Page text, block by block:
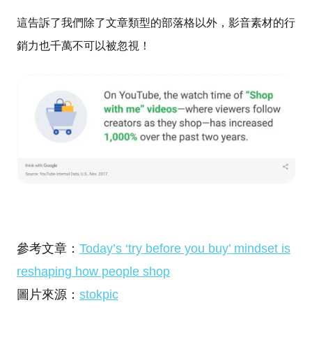
這告訴了我們除了文章類型的部落格以外，影音素材的行
銷力也千萬不可以被忽視！
參考文章： Today’s ‘try before you buy’ mindset is
reshaping how people shop
圖片來源： stokpic